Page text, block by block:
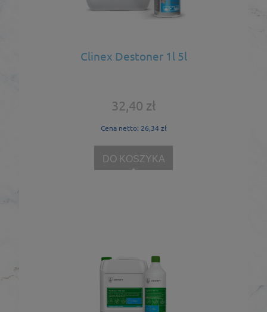
Clinex Destoner 1l 5l
32,40 zł
Cena netto: 26,34 zł
DO KOSZYKA